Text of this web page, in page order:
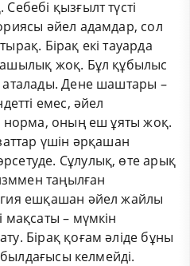
қызғылт түсті
әйел адамдар, сол
Бірақ екі тауарда
жоқ. Бұл құбылыс
Дене шаштары –
емес, әйел
норма, оның еш ұяты жоқ.
үшін әрқашан
Сұлулық, өте арық
таңылған
ешқашан әйел жайлы
мақсаты – мүмкін
Бірақ қоғам әліде бұны
келмейді.